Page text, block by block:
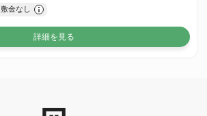
敷金なし
詳細を見る